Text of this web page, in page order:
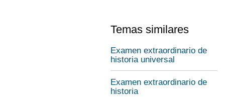
Temas similares
Examen extraordinario de
historia universal
Examen extraordinario de
historia